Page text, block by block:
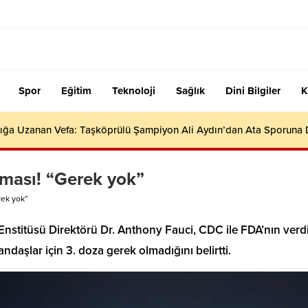
Spor Eğitim Teknoloji Sağlık Dini Bilgiler
Uzanan Vefa: Taşköprülü Şampiyon Ali Aydın’dan Ata Sporuna
“Gerek yok”
yok”
Direktörü Dr. Anthony Fauci, CDC ile FDA’nın
için 3. doza gerek olmadığını belirtti.